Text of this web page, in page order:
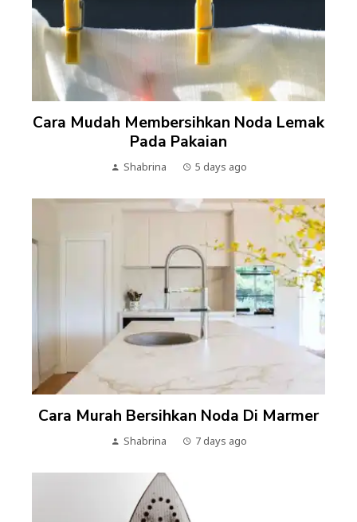
Cara Mudah Membersihkan Noda Lemak
Pada Pakaian
Shabrina 5 days ago
Cara Murah Bersihkan Noda Di Marmer
Shabrina 7 days ago